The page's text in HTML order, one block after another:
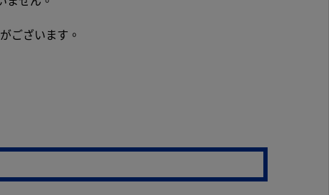
ございます。